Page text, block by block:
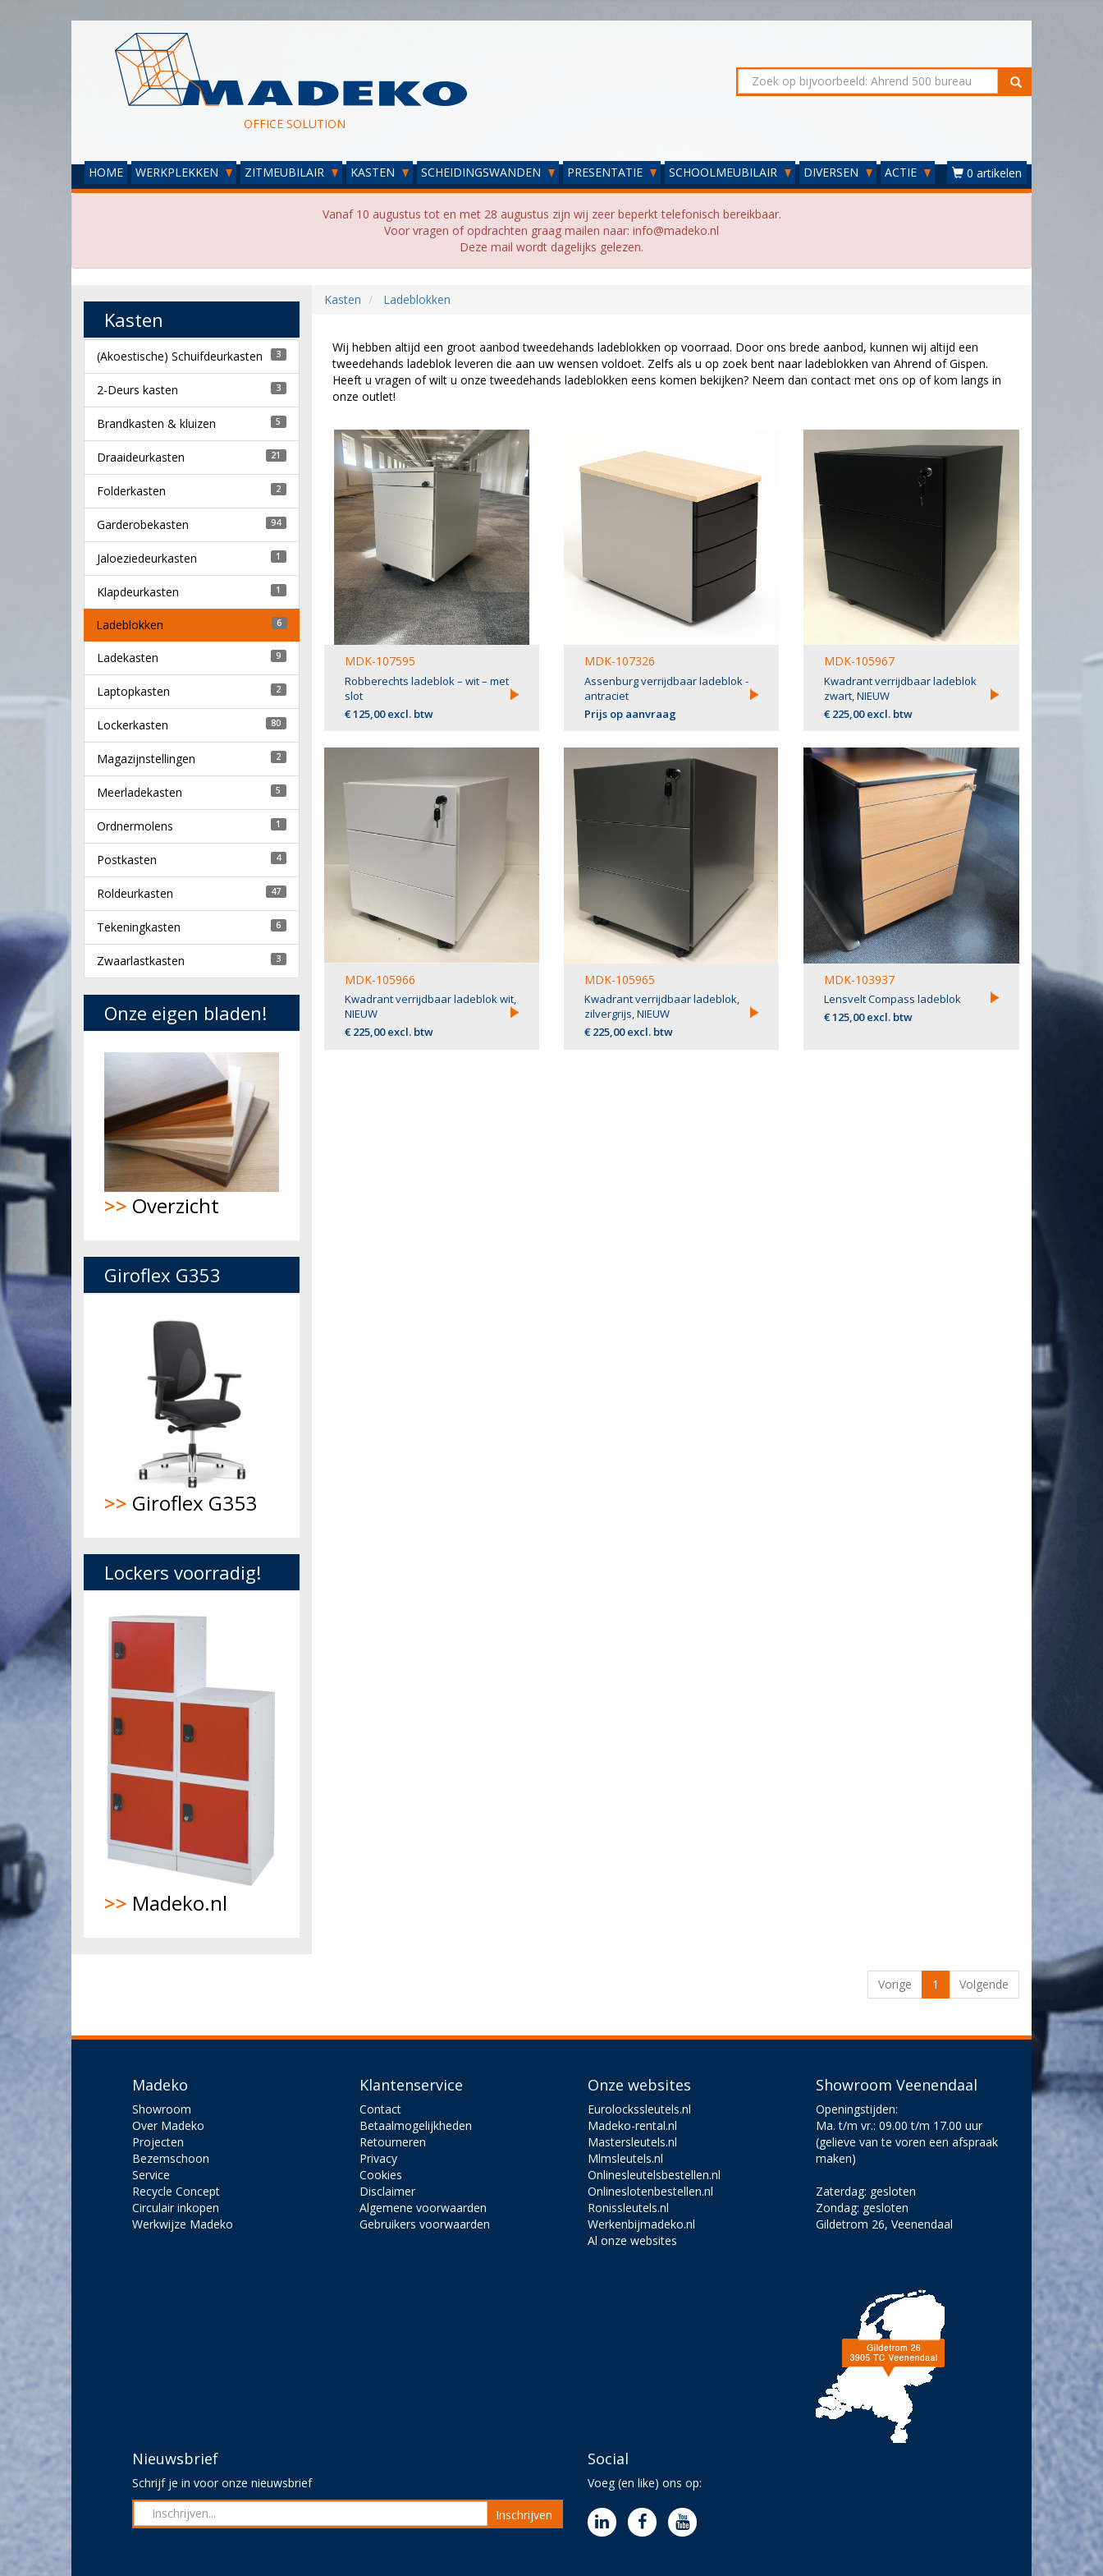
OFFICE SOLUTION
HOME WERKPLEKKEN ZITMEUBILAIR KASTEN SCHEIDINGSWANDEN PRESENTATIE SCHOOLMEUBILAIR DIVERSEN ACTIE 0 artikelen
Vanaf 10 augustus tot en met 28 augustus zijn wij zeer beperkt telefonisch bereikbaar.
Voor vragen of opdrachten graag mailen naar: info@madeko.nl
Deze mail wordt dagelijks gelezen.
Kasten Ladeblokken
Wij hebben altijd een groot aanbod tweedehands ladeblokken op voorraad. Door ons brede aanbod, kunnen wij altijd een
tweedehands ladeblok leveren die aan uw wensen voldoet. Zelfs als u op zoek bent naar ladeblokken van Ahrend of Gispen.
Heeft u vragen of wilt u onze tweedehands ladeblokken eens komen bekijken? Neem dan contact met ons op of kom langs in
onze outlet!
MDK-107595
Robberechts ladeblok – wit – met
slot
€ 125,00 excl. btw
MDK-107326
Assenburg verrijdbaar ladeblok -
antraciet
Prijs op aanvraag
MDK-105967
Kwadrant verrijdbaar ladeblok
zwart, NIEUW
€ 225,00 excl. btw
MDK-105966
Kwadrant verrijdbaar ladeblok wit,
NIEUW
€ 225,00 excl. btw
MDK-105965
Kwadrant verrijdbaar ladeblok,
zilvergrijs, NIEUW
€ 225,00 excl. btw
MDK-103937
Lensvelt Compass ladeblok
€ 125,00 excl. btw
Kasten
(Akoestische) Schuifdeurkasten 3
2-Deurs kasten 3
Brandkasten & kluizen 5
Draaideurkasten 21
Folderkasten 2
Garderobekasten 94
Jaloeziedeurkasten 1
Klapdeurkasten 1
Ladeblokken 6
Ladekasten 9
Laptopkasten 2
Lockerkasten 80
Magazijnstellingen 2
Meerladekasten 5
Ordnermolens 1
Postkasten 4
Roldeurkasten 47
Tekeningkasten 6
Zwaarlastkasten 3
Onze eigen bladen!
>> Overzicht
Giroflex G353
>> Giroflex G353
Lockers voorradig!
>> Madeko.nl
Vorige 1 Volgende
Madeko
Showroom
Over Madeko
Projecten
Bezemschoon
Service
Recycle Concept
Circulair inkopen
Werkwijze Madeko
Klantenservice
Contact
Betaalmogelijkheden
Retourneren
Privacy
Cookies
Disclaimer
Algemene voorwaarden
Gebruikers voorwaarden
Onze websites
Eurolockssleutels.nl
Madeko-rental.nl
Mastersleutels.nl
Mlmsleutels.nl
Onlinesleutelsbestellen.nl
Onlineslotenbestellen.nl
Ronissleutels.nl
Werkenbijmadeko.nl
Al onze websites
Showroom Veenendaal
Openingstijden:
Ma. t/m vr.: 09.00 t/m 17.00 uur
(gelieve van te voren een afspraak
maken)
Zaterdag: gesloten
Zondag: gesloten
Gildetrom 26, Veenendaal
Nieuwsbrief
Schrijf je in voor onze nieuwsbrief
Inschrijven
Social
Voeg (en like) ons op: